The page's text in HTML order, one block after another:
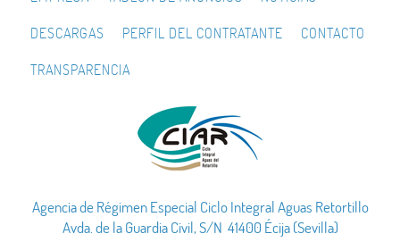
DESCARGAS PERFIL DEL CONTRATANTE CONTACTO
TRANSPARENCIA
Agencia de Régimen Especial Ciclo Integral Aguas Retortillo
Avda. de la Guardia Civil, S/N 41400 Écija (Sevilla)